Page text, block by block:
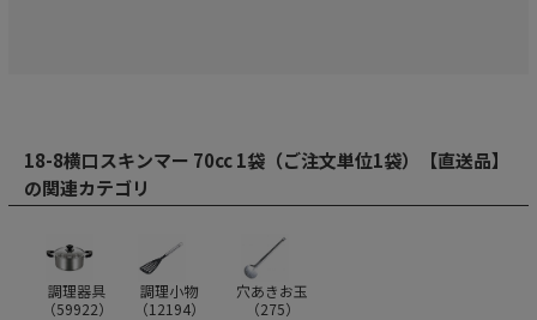
18-8横口スキンマー 70cc 1袋（ご注文単位1袋）【直送品】
の関連カテゴリ
調理器具
（59922）
調理小物
（12194）
穴あきお玉
（275）